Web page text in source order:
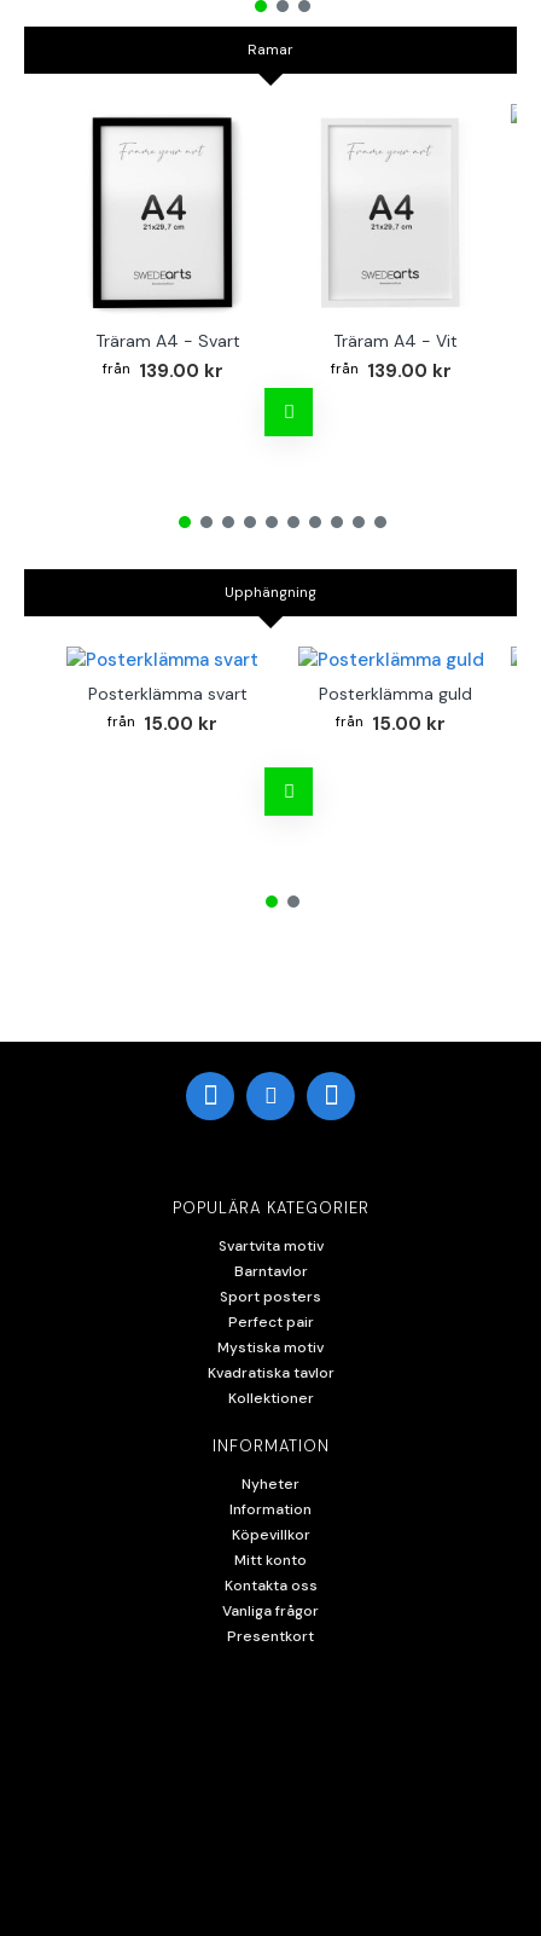
Ramar
Träram A4 - Svart
139.00 kr
Träram A4 - Vit
139.00 kr
Upphängning
Posterklämma svart
15.00 kr
Posterklämma guld
15.00 kr
POPULÄRA KATEGORIER
Svartvita motiv
Barntavlor
Sport posters
Perfect pair
Mystiska motiv
Kvadratiska tavlor
Kollektioner
INFORMATION
Nyheter
Information
Köpevillkor
Mitt konto
Kontakta oss
Vanliga frågor
Presentkort